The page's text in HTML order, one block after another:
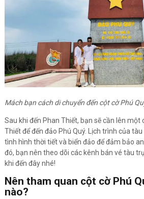
Mách bạn cách di chuyển đến cột cờ Phú
Sau khi đến Phan Thiết, bạn sẽ cần lên
Thiết để đến đảo Phú Quý. Lịch trình của
tình hình thời tiết và biển đảo để đảm bảo
đó, bạn nên theo dõi các kênh bán vé tàu
khi đến đây nhé!
Nên tham quan cột cờ Phú
nào?